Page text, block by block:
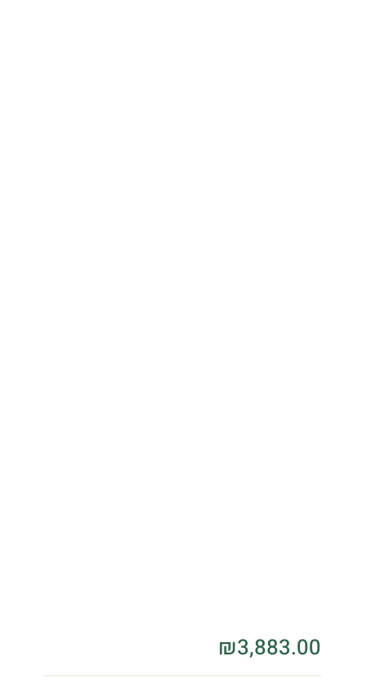
₪3,883.00